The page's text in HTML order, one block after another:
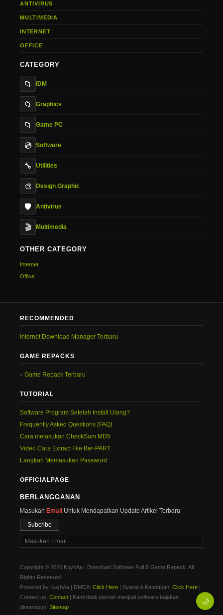
ANTIVIRUS
MULTIMEDIA
INTERNET
OFFICE
CATEGORY
📁 IDM
📁 Graphics
📁 Game PC
💿 Software
🔧 Utilities
🎨 Design Graphic
🛡️ Antivirus
🎬 Multimedia
OTHER CATEGORY
Internet
Office
RECOMMENDED
Internet Download Manager Terbaru
GAME REPACKS
Game Repack Terbaru
TUTORIAL
Software Program Setelah Install Ulang?
Frequently Asked Questions (FAQ)
Cara melakukan CheckSum MD5
Video Cara Extract File Ber-PART
Langkah Memasukan Password
OFFICIALPAGE
BERLANGGANAN
Masukan Email Untuk Mendapatkan Update Artikel Terbaru
Subcribe
Copyright © 2026 KuyhAa | Download Software Full & Game Repack. All
Rights Reserved.
Powered by KuyhAa | DMCA: Click Here | Syarat & Ketentuan: Click Here |
Contact us: Contact | Kami tidak pernah menjual software bajakan
dimanapun! Sitemap
🌙